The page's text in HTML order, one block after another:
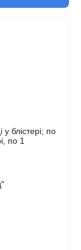
блістері; по
по 1